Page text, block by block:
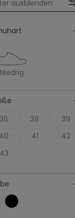
ausblenden
Niedrig
36
38
39
40
41
42
43